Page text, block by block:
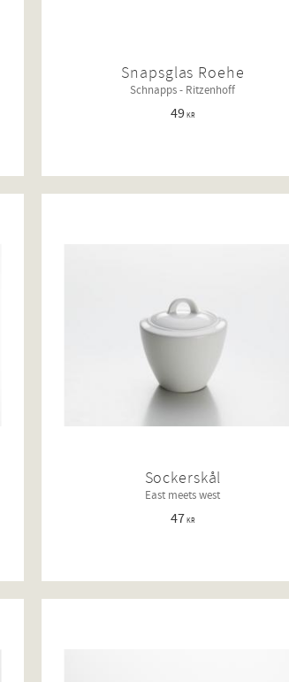
Snapsglas Roehe
Schnapps - Ritzenhoff
49KR
Sockerskål
East meets west
47KR